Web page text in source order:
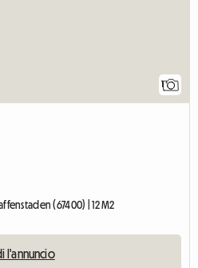
1
(67400) | 12 M2
l'annuncio